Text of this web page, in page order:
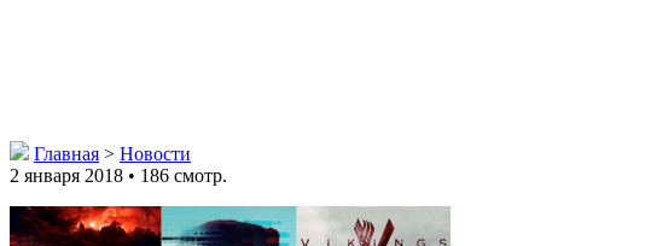
Главная > Новости
2 января 2018 • 186 смотр.